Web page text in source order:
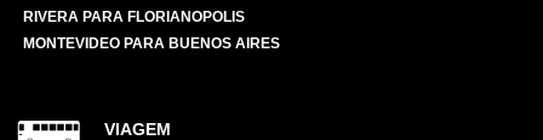
RIVERA PARA FLORIANOPOLIS
MONTEVIDEO PARA BUENOS AIRES
VIAGEM